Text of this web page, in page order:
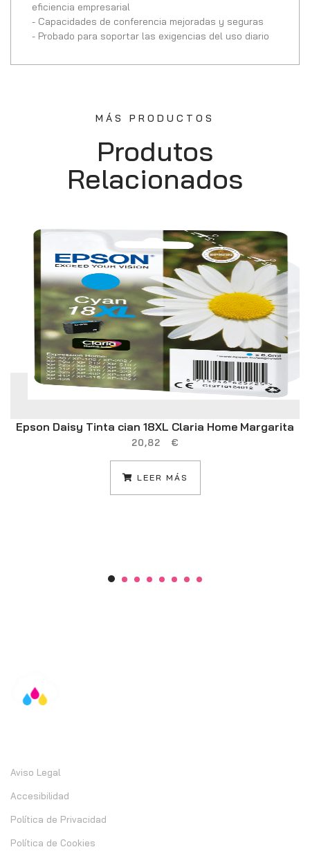
eficiencia empresarial
- Capacidades de conferencia mejoradas y seguras
- Probado para soportar las exigencias del uso diario
MÁS PRODUCTOS
Produtos
Relacionados
Epson Daisy Tinta cian 18XL Claria Home Margarita
20,82 €
LEER MÁS
Aviso Legal
Accesibilidad
Política de Privacidad
Política de Cookies